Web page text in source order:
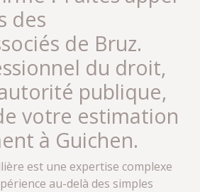
des
de Bruz.
du droit,
publique,
votre estimation
à Guichen.
est une expertise complexe
au-delà des simples